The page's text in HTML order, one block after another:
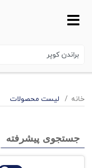
خانه لیست محصولات
جستجوی پیشرفته